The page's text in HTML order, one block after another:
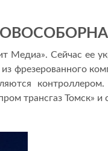
Медиа». Сейчас ее
фрезерованного
трансгаз Томск» и